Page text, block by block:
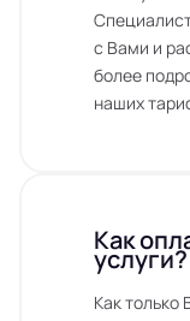
с Вами и
более
наших
Как
услуги?
Как только